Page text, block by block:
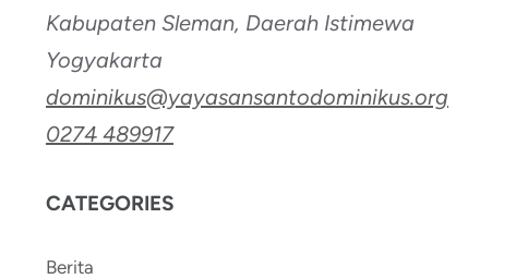
Kabupaten Sleman, Daerah Istimewa
Yogyakarta
dominikus@yayasansantodominikus.org
0274 489917
CATEGORIES
Berita